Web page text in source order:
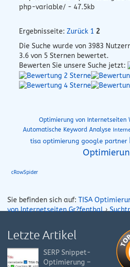
php-variable/ - 47.5kb
Ergebnisseite: Zurück 1 2
Die Suche wurde von 3983
3.6 von 5 Sternen bewertet.
Bewerten Sie unsere Suche jetzt:
Optimierung von Internetseiten
Automatische Keyword Analyse
tisa optimierung google partner
cRowSpider
Sie befinden sich auf: TISA
von Internetseiten Gr?fenthal›
Letzte Artikel
SERP Snippet-
Optimierung –